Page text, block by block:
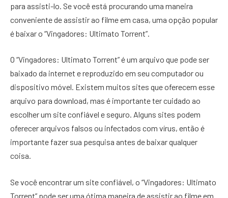
para assisti-lo. Se você está procurando uma maneira
conveniente de assistir ao filme em casa, uma opção popular
é baixar o “Vingadores: Ultimato Torrent”.
O “Vingadores: Ultimato Torrent” é um arquivo que pode ser
baixado da internet e reproduzido em seu computador ou
dispositivo móvel. Existem muitos sites que oferecem esse
arquivo para download, mas é importante ter cuidado ao
escolher um site confiável e seguro. Alguns sites podem
oferecer arquivos falsos ou infectados com vírus, então é
importante fazer sua pesquisa antes de baixar qualquer
coisa.
Se você encontrar um site confiável, o “Vingadores: Ultimato
Torrent” pode ser uma ótima maneira de assistir ao filme em